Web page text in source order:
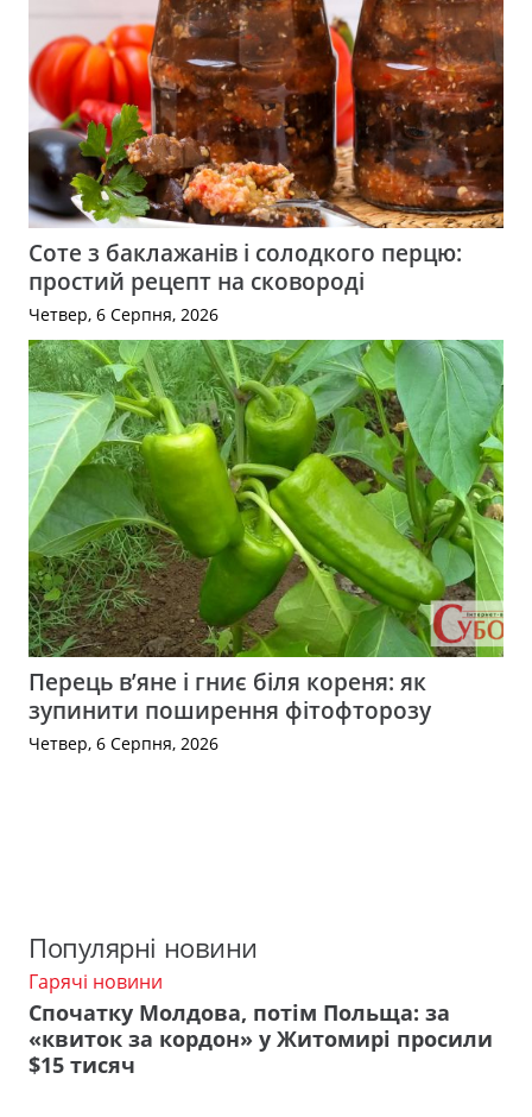
Соте з баклажанів і солодкого перцю:
простий рецепт на сковороді
Четвер, 6 Серпня, 2026
Перець в’яне і гниє біля кореня: як
зупинити поширення фітофторозу
Четвер, 6 Серпня, 2026
Популярні новини
Гарячі новини
Спочатку Молдова, потім Польща: за
«квиток за кордон» у Житомирі просили
$15 тисяч